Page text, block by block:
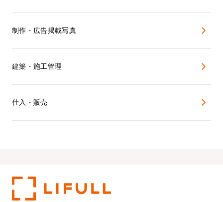
制作・広告掲載写真
建築・施工管理
仕入・販売